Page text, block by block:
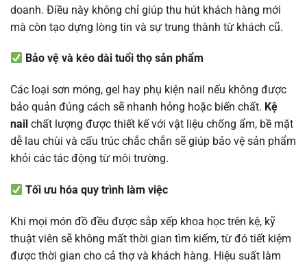
doanh. Điều này không chỉ giúp thu hút khách hàng mới
mà còn tạo dựng lòng tin và sự trung thành từ khách cũ.
Bảo vệ và kéo dài tuổi thọ sản phẩm
Các loại sơn móng, gel hay phụ kiện nail nếu không được
bảo quản đúng cách sẽ nhanh hỏng hoặc biến chất. Kệ
nail chất lượng được thiết kế với vật liệu chống ẩm, bề mặt
dễ lau chùi và cấu trúc chắc chắn sẽ giúp bảo vệ sản phẩm
khỏi các tác động từ môi trường.
Tối ưu hóa quy trình làm việc
Khi mọi món đồ đều được sắp xếp khoa học trên kệ, kỹ
thuật viên sẽ không mất thời gian tìm kiếm, từ đó tiết kiệm
được thời gian cho cả thợ và khách hàng. Hiệu suất làm